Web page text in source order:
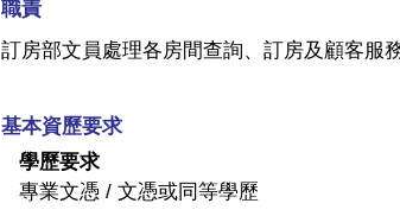
職責
訂房部文員處理各房間查詢、訂房及顧客服
基本資歷要求
學歷要求
專業文憑 / 文憑或同等學歷